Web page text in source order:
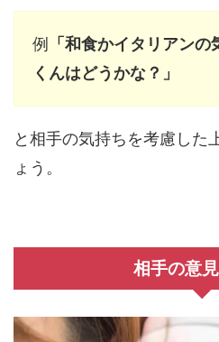
例
「和食かイタリアン
くんはどうかな？」
と相手の気持ちを考慮した
ょう。
相手の意